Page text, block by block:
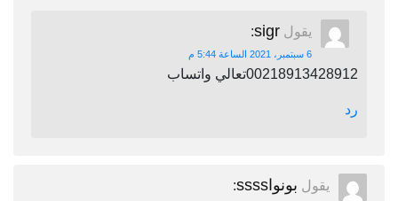
يقول sigr
:
6 سبتمبر، 2021 الساعة 5:44 م
00218913428912تعالي واتساب
رد
يقول بونواssss :